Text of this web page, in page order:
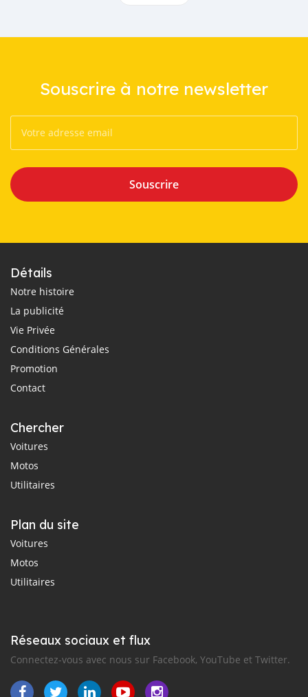
Souscrire à notre newsletter
Souscrire
Détails
Notre histoire
La publicité
Vie Privée
Conditions Générales
Promotion
Contact
Chercher
Voitures
Motos
Utilitaires
Plan du site
Voitures
Motos
Utilitaires
Réseaux sociaux et flux
Connectez-vous avec nous sur Facebook, YouTube et Twitter.